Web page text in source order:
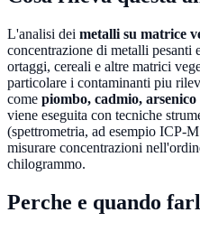
L'analisi dei metalli su matrice
concentrazione di metalli pesanti
ortaggi, cereali e altre matrici
particolare i contaminanti piu
come piombo, cadmio,
viene eseguita con tecniche
(spettrometria, ad esempio ICP-
misurare concentrazioni
chilogrammo.
Perche e quando